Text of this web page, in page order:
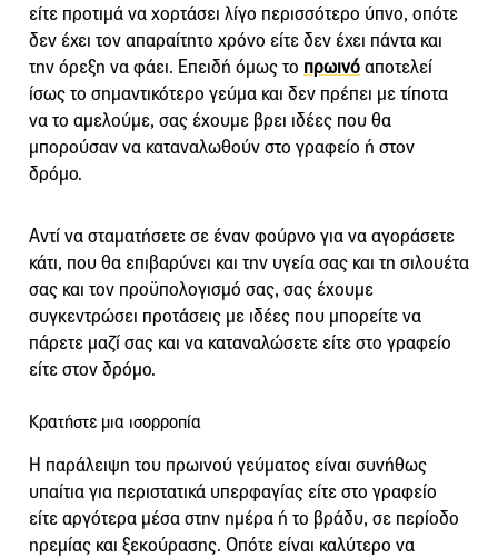
είτε προτιμά να χορτάσει λίγο περισσότερο ύπνο, οπότε
δεν έχει τον απαραίτητο χρόνο είτε δεν έχει πάντα και
την όρεξη να φάει. Επειδή όμως το πρωινόαποτελεί
ίσως το σημαντικότερο γεύμα και δεν πρέπει με τίποτα
να το αμελούμε, σας έχουμε βρει ιδέες που θα
μπορούσαν να καταναλωθούν στο γραφείο ή στον
δρόμο.
Αντί να σταματήσετε σε έναν φούρνο για να αγοράσετε
κάτι, που θα επιβαρύνει και την υγεία σας και τη σιλουέτα
σας και τον προϋπολογισμό σας, σας έχουμε
συγκεντρώσει προτάσεις με ιδέες που μπορείτε να
πάρετε μαζί σας και να καταναλώσετε είτε στο γραφείο
είτε στον δρόμο.
Κρατήστε μια ισορροπία
Η παράλειψη του πρωινού γεύματος είναι συνήθως
υπαίτια για περιστατικά υπερφαγίας είτε στο γραφείο
είτε αργότερα μέσα στην ημέρα ή το βράδυ, σε περίοδο
ηρεμίας και ξεκούρασης. Οπότε είναι καλύτερο να